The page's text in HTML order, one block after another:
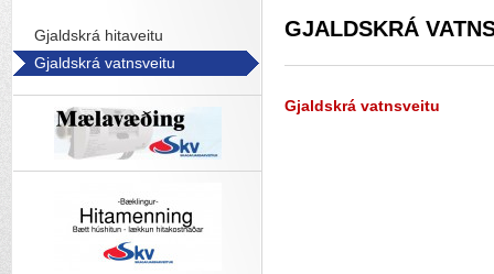
GJALDSKRÁ
Gjaldskrá vatnsveitu
Gjaldskrá hitaveitu
Gjaldskrá vatnsveitu